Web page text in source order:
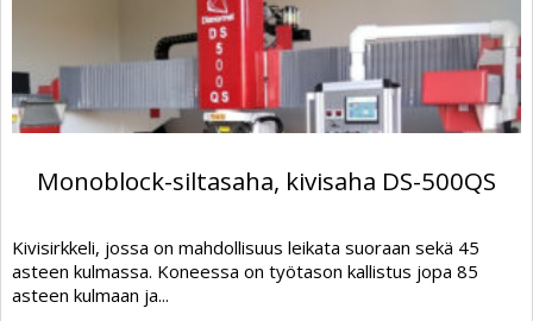
Monoblock-siltasaha, kivisaha DS-500QS
Kivisirkkeli, jossa on mahdollisuus leikata suoraan sekä 45
asteen kulmassa. Koneessa on työtason kallistus jopa 85
asteen kulmaan ja...